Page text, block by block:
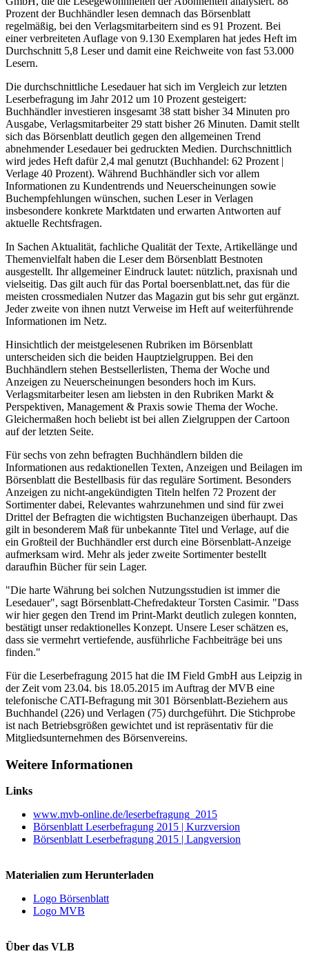
Prozent der Buchhändler lesen demnach das Börsenblatt
regelmäßig, bei den Verlagsmitarbeitern sind es 91 Prozent. Bei
einer verbreiteten Auflage von 9.130 Exemplaren hat jedes Heft im
Durchschnitt 5,8 Leser und damit eine Reichweite von fast 53.000
Lesern.
Die durchschnittliche Lesedauer hat sich im Vergleich zur letzten
Leserbefragung im Jahr 2012 um 10 Prozent gesteigert:
Buchhändler investieren insgesamt 38 statt bisher 34 Minuten pro
Ausgabe, Verlagsmitarbeiter 29 statt bisher 26 Minuten. Damit stellt
sich das Börsenblatt deutlich gegen den allgemeinen Trend
abnehmender Lesedauer bei gedruckten Medien. Durchschnittlich
wird jedes Heft dafür 2,4 mal genutzt (Buchhandel: 62 Prozent |
Verlage 40 Prozent). Während Buchhändler sich vor allem
Informationen zu Kundentrends und Neuerscheinungen sowie
Buchempfehlungen wünschen, suchen Leser in Verlagen
insbesondere konkrete Marktdaten und erwarten Antworten auf
aktuelle Rechtsfragen.
In Sachen Aktualität, fachliche Qualität der Texte, Artikellänge und
Themenvielfalt haben die Leser dem Börsenblatt Bestnoten
ausgestellt. Ihr allgemeiner Eindruck lautet: nützlich, praxisnah und
vielseitig. Das gilt auch für das Portal boersenblatt.net, das für die
meisten crossmedialen Nutzer das Magazin gut bis sehr gut ergänzt.
Jeder zweite von ihnen nutzt Verweise im Heft auf weiterführende
Informationen im Netz.
Hinsichtlich der meistgelesenen Rubriken im Börsenblatt
unterscheiden sich die beiden Hauptzielgruppen. Bei den
Buchhändlern stehen Bestsellerlisten, Thema der Woche und
Anzeigen zu Neuerscheinungen besonders hoch im Kurs.
Verlagsmitarbeiter lesen am liebsten in den Rubriken Markt &
Perspektiven, Management & Praxis sowie Thema der Woche.
Gleichermaßen hoch beliebt ist bei allen Zielgruppen der Cartoon
auf der letzten Seite.
Für sechs von zehn befragten Buchhändlern bilden die
Informationen aus redaktionellen Texten, Anzeigen und Beilagen im
Börsenblatt die Bestellbasis für das reguläre Sortiment. Besonders
Anzeigen zu nicht-angekündigten Titeln helfen 72 Prozent der
Sortimenter dabei, Relevantes wahrzunehmen und sind für zwei
Drittel der Befragten die wichtigsten Buchanzeigen überhaupt. Das
gilt in besonderem Maß für unbekannte Titel und Verlage, auf die
ein Großteil der Buchhändler erst durch eine Börsenblatt-Anzeige
aufmerksam wird. Mehr als jeder zweite Sortimenter bestellt
daraufhin Bücher für sein Lager.
"Die harte Währung bei solchen Nutzungsstudien ist immer die
Lesedauer", sagt Börsenblatt-Chefredakteur Torsten Casimir. "Dass
wir hier gegen den Trend im Print-Markt deutlich zulegen konnten,
bestätigt unser redaktionelles Konzept. Unsere Leser schätzen es,
dass sie vermehrt vertiefende, ausführliche Fachbeiträge bei uns
finden."
Für die Leserbefragung 2015 hat die IM Field GmbH aus Leipzig in
der Zeit vom 23.04. bis 18.05.2015 im Auftrag der MVB eine
telefonische CATI-Befragung mit 301 Börsenblatt-Beziehern aus
Buchhandel (226) und Verlagen (75) durchgeführt. Die Stichprobe
ist nach Betriebsgrößen gewichtet und ist repräsentativ für die
Mitgliedsunternehmen des Börsenvereins.
Weitere Informationen
Links
www.mvb-online.de/leserbefragung_2015
Börsenblatt Leserbefragung 2015 | Kurzversion
Börsenblatt Leserbefragung 2015 | Langversion
Materialien zum Herunterladen
Logo Börsenblatt
Logo MVB
Über das VLB